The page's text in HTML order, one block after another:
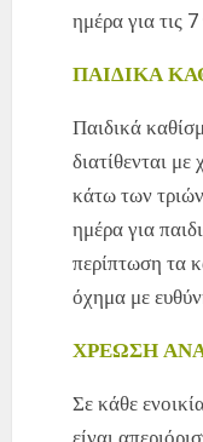
ημέρα για τις
ΠΑΙΔΙΚΑ
Παιδικά
διατίθενται
κάτω των
ημέρα για
περίπτωση τα
όχημα με
ΧΡΕΩΣΗ
Σε κάθε
είναι